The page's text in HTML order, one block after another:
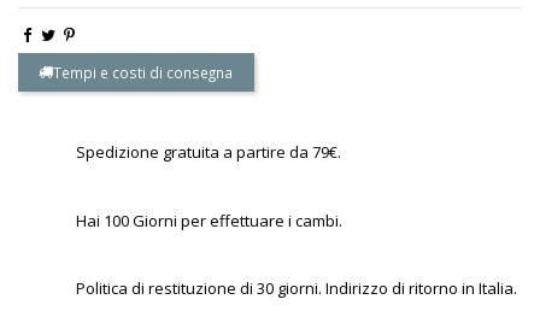
Tempi e costi di consegna
Spedizione gratuita a partire da 79€.
Hai 100 Giorni per effettuare i cambi.
Politica di restituzione di 30 giorni. Indirizzo di ritorno in Italia.